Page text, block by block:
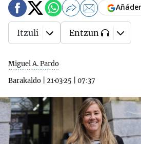
Miguel A. Pardo
Barakaldo
21·03·25 07:37
Itzuli Entzun